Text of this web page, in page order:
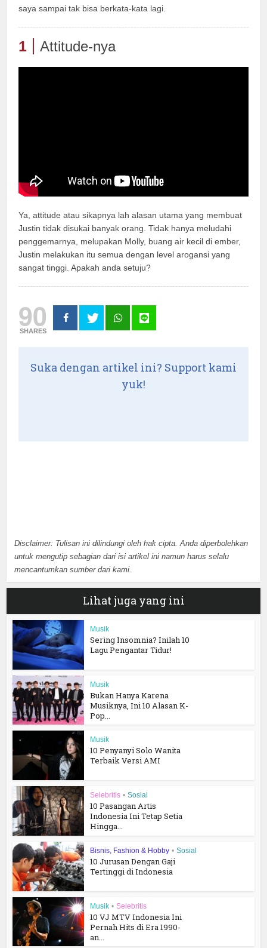
saya sampai tak bisa berkata-kata lagi.
1 Attitude-nya
Ya, attitude atau sikapnya lah alasan utama yang membuat
Justin tidak disukai banyak orang. Tidak hanya meludahi
penggemarnya, melupakan Molly, buang air kecil di ember,
Justin melakukan itu semua dengan level arogansi yang
sangat tinggi. Apakah anda setuju?
90
SHARES
Suka dengan artikel ini? Support kami
yuk!
Disclaimer: Tulisan ini dilindungi oleh hak cipta. Anda diperbolehkan
untuk mengutip sebagian dari isi artikel ini namun harus selalu
mencantumkan sumber dari kami.
Lihat juga yang ini
Musik
Sering Insomnia? Inilah 10
Lagu Pengantar Tidur!
Musik
Bukan Hanya Karena
Musiknya, Ini 10 Alasan K-
Pop...
Musik
10 Penyanyi Solo Wanita
Terbaik Versi AMI
Selebritis • Sosial
10 Pasangan Artis
Indonesia Ini Tetap Setia
Hingga...
Bisnis, Fashion & Hobby • Sosial
10 Jurusan Dengan Gaji
Tertinggi di Indonesia
Musik • Selebritis
10 VJ MTV Indonesia Ini
Pernah Hits di Era 1990-
an...